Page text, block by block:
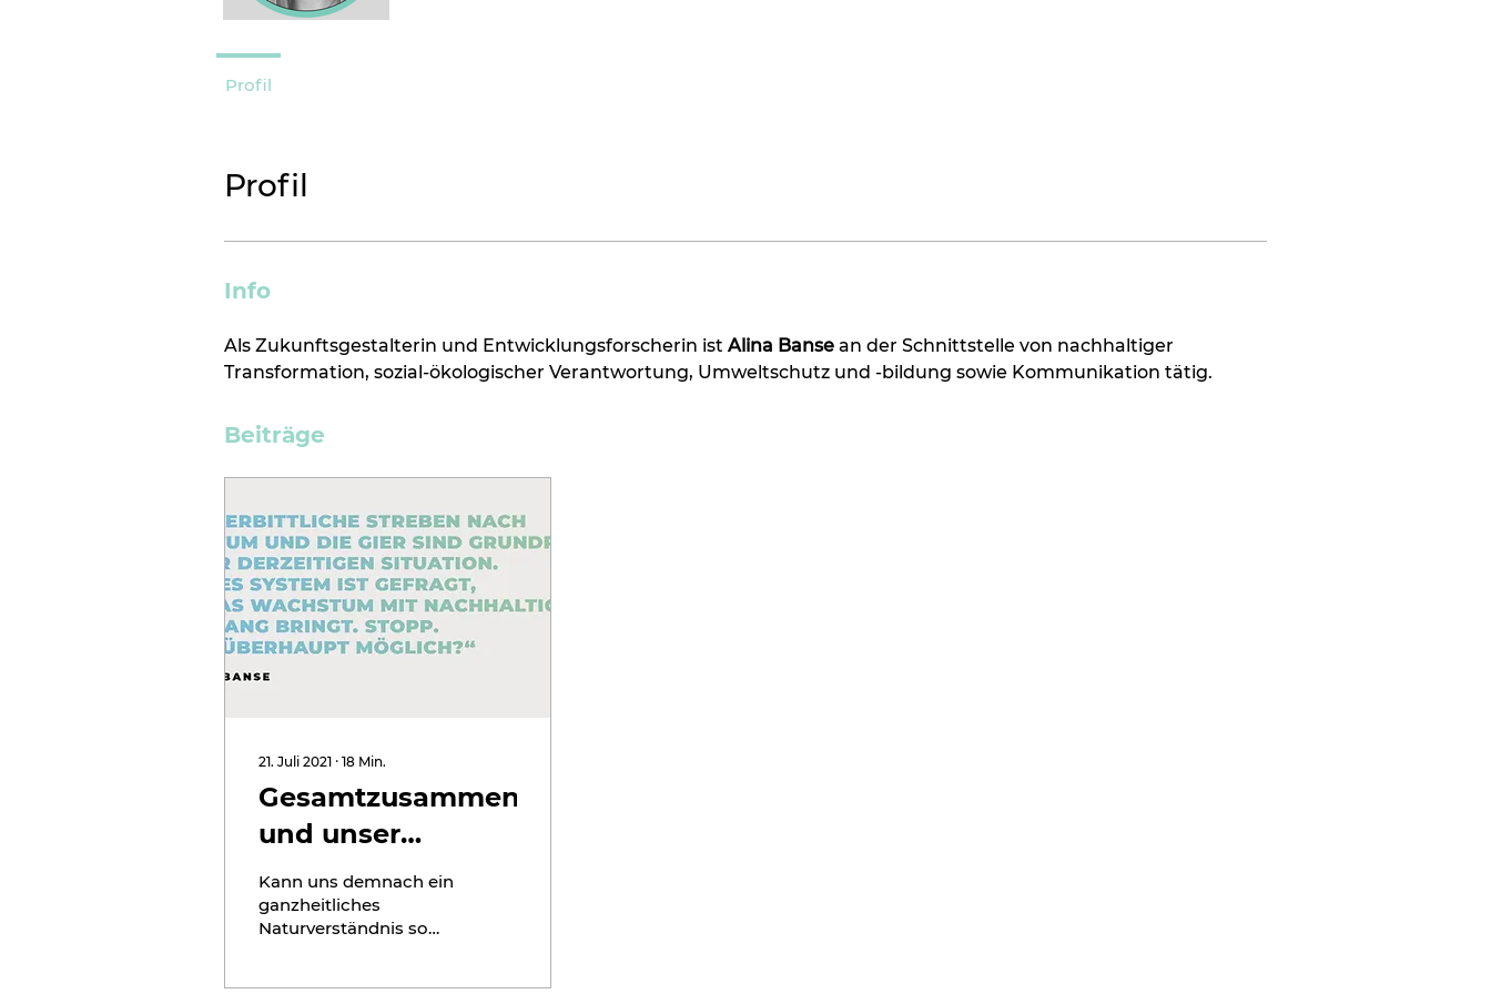
Profil
Info
Als Zukunftsgestalterin und Entwicklungsforscherin ist Alina Banse an der Schnittstelle von nachhaltiger
Transformation, sozial-ökologischer Verantwortung, Umweltschutz und -bildung sowie Kommunikation tätig.
Beiträge
21. Juli 2021 ∙ 18 Min.
Gesamtzusammenhänge
und unser
Umgang mit
anderen
Lebewesen
Kann uns demnach ein
ganzheitliches
Naturverständnis so
Profil